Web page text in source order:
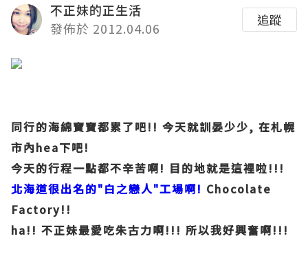
不正妹的正生活
發佈於 2012.04.06
追蹤
同行的海綿寶寶都累了吧!! 今天就訓晏少少, 在札幌
市內hea下吧!
今天的行程一點都不辛苦啊! 目的地就是這裡啦!!!
北海道很出名的"白之戀人"工場啊! Chocolate
Factory!!
ha!! 不正妹最愛吃朱古力啊!!! 所以我好興奮啊!!!